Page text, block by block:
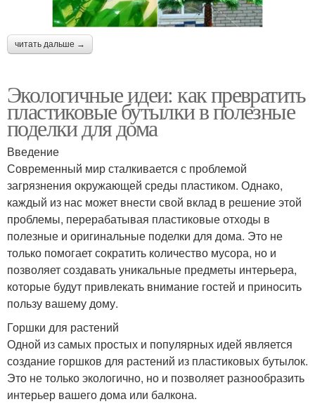
читать дальше →
Экологичные идеи: как превратить
пластиковые бутылки в полезные
поделки для дома
Введение
Современный мир сталкивается с проблемой
загрязнения окружающей среды пластиком. Однако,
каждый из нас может внести свой вклад в решение этой
проблемы, перерабатывая пластиковые отходы в
полезные и оригинальные поделки для дома. Это не
только помогает сократить количество мусора, но и
позволяет создавать уникальные предметы интерьера,
которые будут привлекать внимание гостей и приносить
пользу вашему дому.
Горшки для растений
Одной из самых простых и популярных идей является
создание горшков для растений из пластиковых бутылок.
Это не только экологично, но и позволяет разнообразить
интерьер вашего дома или балкона.